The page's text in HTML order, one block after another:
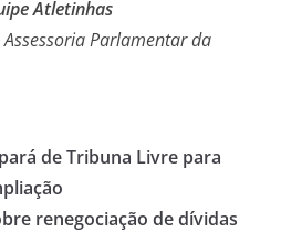
Atletinhas
Parlamentar da
de Tribuna Livre para
renegociação de dívidas